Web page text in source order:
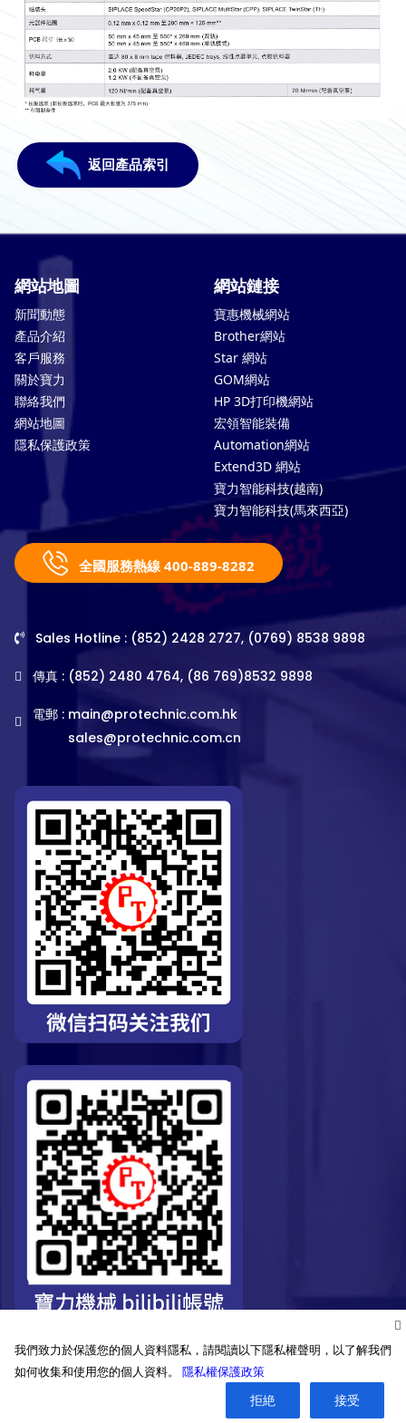
返回產品索引
網站地圖
新聞動態
產品介紹
客戶服務
關於寶力
聯絡我們
網站地圖
隱私保護政策
網站鏈接
寶惠機械網站
Brother網站
Star 網站
GOM網站
HP 3D打印機網站
宏領智能裝備
Automation網站
Extend3D 網站
寶力智能科技(越南)
寶力智能科技(馬來西亞)
全國服務熱線 400-889-8282
Sales Hotline : (852) 2428 2727, (0769) 8538 9898
傳真 : (852) 2480 4764, (86 769)8532 9898
電郵 : main@protechnic.com.hk
sales@protechnic.com.cn
©2026. Pro-Technic Machinery Ltd. All right reserved.
我們致力於保護您的個人資料隱私，請閱讀以下隱私權聲明，以了解我們
如何收集和使用您的個人資料。 隱私權保護政策
拒絶 接受